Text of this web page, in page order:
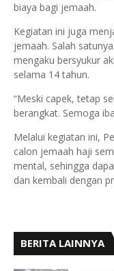
biaya bagi jemaah.
Kegiatan ini juga
jemaah. Salah
mengaku bersyukur
selama 14 tahun.
“Meski capek, tetap
berangkat. Semoga
Melalui kegiatan ini,
calon jemaah haji
mental, sehingga
dan kembali dengan
BERITA LAINNYA